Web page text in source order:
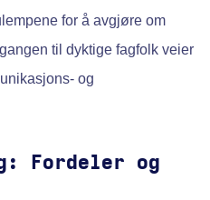
for å avgjøre om
til dyktige fagfolk veier
og
Fordeler og